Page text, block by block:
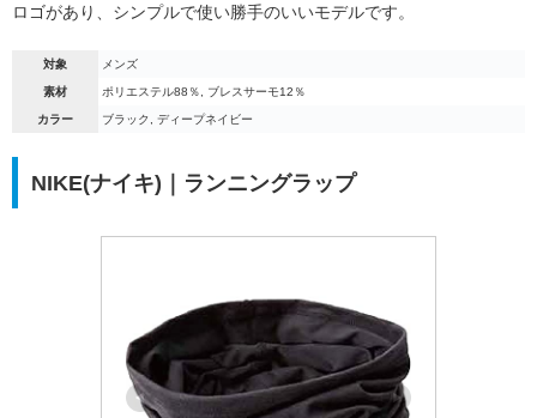
ロゴがあり、シンプルで使い勝手のいいモデルです。
対象 メンズ
素材 ポリエステル88％, ブレスサーモ12％
カラー ブラック, ディープネイビー
NIKE(ナイキ)｜ランニングラップ